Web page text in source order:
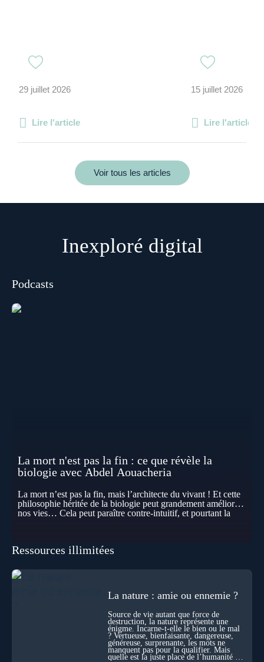
29 juillet 2026
Lire l'article
15 juillet 2026
Lire l'article
Voir tous les articles
Inexploré digital
Podcasts
La mort n'est pas la fin : ce que révèle la
biologie avec Abdel Aouacheria
La mort n’est pas la fin, mais l’architecte du vivant ! Et cette
philosophie héritée de la biologie peut grandement améliorer
nos vies… Cela peut paraître contre-intuitif, et pourtant la
se construisent grâce à des milliers de morts cellulaires
effacements nécessaires façonnent la vie elle-même. À toutes
les échelles, la mort apparaît moins comme une rupture que
elle transformer notre manière de penser la mort ? Existe-t-il
l’âme ? Nous en parlons avec Abdel Aouacheria, docteur en
biochimie et spécialiste de la mort cellulaire.
Ressources illimitées
La nature : amie ou ennemie ?
Source de vie autant que force de
destruction, la nature représente une
énigme. Incarne-t-elle le bien ou le mal
? Vertueuse, bienfaisante, dangereuse,
généreuse, surprenante, les mots ne
manquent pas pour la qualifier. Mais
quelle est la juste place de l’humanité au